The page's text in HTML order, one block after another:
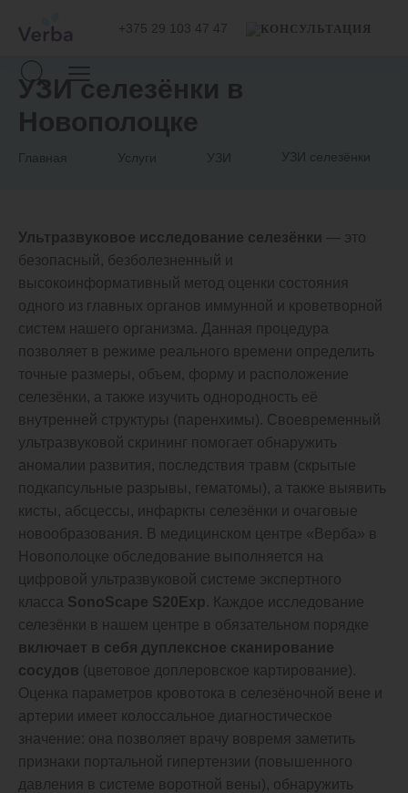
+375 29 103 47 47
УЗИ селезёнки в
Новополоцке
Главная Услуги УЗИ УЗИ селезёнки
Ультразвуковое исследование селезёнки — это
безопасный, безболезненный и
высокоинформативный метод оценки состояния
одного из главных органов иммунной и кроветворной
систем нашего организма. Данная процедура
позволяет в режиме реального времени определить
точные размеры, объем, форму и расположение
селезёнки, а также изучить однородность её
внутренней структуры (паренхимы). Своевременный
ультразвуковой скрининг помогает обнаружить
аномалии развития, последствия травм (скрытые
подкапсульные разрывы, гематомы), а также выявить
кисты, абсцессы, инфаркты селезёнки и очаговые
новообразования. В медицинском центре «Верба» в
Новополоцке обследование выполняется на
цифровой ультразвуковой системе экспертного
класса SonoScape S20Exp. Каждое исследование
селезёнки в нашем центре в обязательном порядке
включает в себя дуплексное сканирование
сосудов (цветовое доплеровское картирование).
Оценка параметров кровотока в селезёночной вене и
артерии имеет колоссальное диагностическое
значение: она позволяет врачу вовремя заметить
признаки портальной гипертензии (повышенного
давления в системе воротной вены), обнаружить